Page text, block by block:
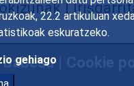
22.2 artikuluan
eskuratzeko.
gehiago
|
|